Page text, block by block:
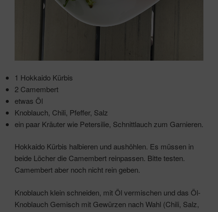
1 Hokkaido Kürbis
2 Camembert
etwas Öl
Knoblauch, Chili, Pfeffer, Salz
ein paar Kräuter wie Petersilie, Schnittlauch zum Garnieren.
Hokkaido Kürbis halbieren und aushöhlen. Es müssen in
beide Löcher die Camembert reinpassen. Bitte testen.
Camembert aber noch nicht rein geben.
Knoblauch klein schneiden, mit Öl vermischen und das Öl-
Knoblauch Gemisch mit Gewürzen nach Wahl (Chili, Salz,